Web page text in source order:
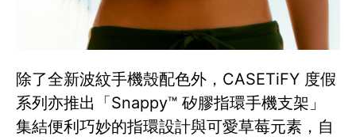
除了全新波紋手機殼配色外，CASETiFY 度假
系列亦推出「Snappy™ 矽膠指環手機支架」
集結便利巧妙的指環設計與可愛草莓元素，自